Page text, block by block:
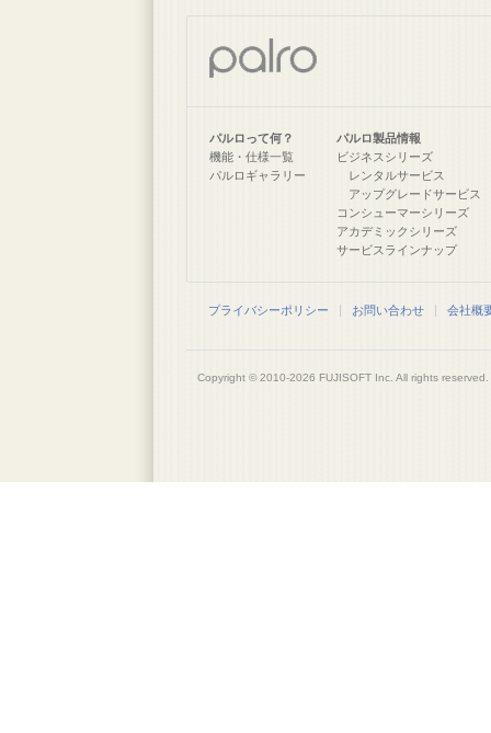
パルロって何？
機能・仕様一覧
パルロギャラリー
パルロ製品情報
ビジネスシリーズ
レンタルサービス
アップグレードサービス
コンシューマーシリーズ
アカデミックシリーズ
サービスラインナップ
プライバシーポリシー お問い合わせ 会社概
Copyright © 2010-2026 FUJISOFT Inc. All rights reserved.